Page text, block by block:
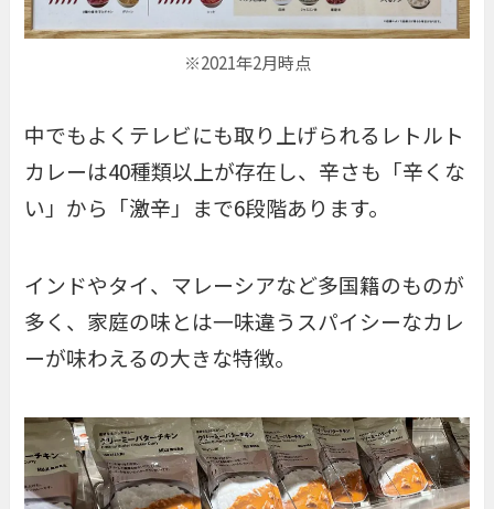
※2021年2月時点
中でもよくテレビにも取り上げられるレトルト
カレーは40種類以上が存在し、辛さも「辛くな
い」から「激辛」まで6段階あります。
インドやタイ、マレーシアなど多国籍のものが
多く、家庭の味とは一味違うスパイシーなカレ
ーが味わえるの大きな特徴。